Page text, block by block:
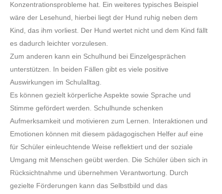
Konzentrationsprobleme hat. Ein weiteres typisches Beispiel
wäre der Lesehund, hierbei liegt der Hund ruhig neben dem
Kind, das ihm vorliest. Der Hund wertet nicht und dem Kind fällt
es dadurch leichter vorzulesen.
Zum anderen kann ein Schulhund bei Einzelgesprächen
unterstützen. In beiden Fällen gibt es viele positive
Auswirkungen im Schulalltag.
Es können gezielt körperliche Aspekte sowie Sprache und
Stimme gefördert werden. Schulhunde schenken
Aufmerksamkeit und motivieren zum Lernen. Interaktionen und
Emotionen können mit diesem pädagogischen Helfer auf eine
für Schüler einleuchtende Weise reflektiert und der soziale
Umgang mit Menschen geübt werden. Die Schüler üben sich in
Rücksichtnahme und übernehmen Verantwortung. Durch
gezielte Förderungen kann das Selbstbild und das